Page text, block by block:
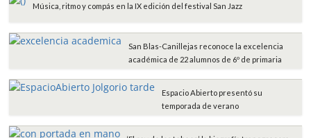
Música, ritmo y compás en la IX edición del festival San Jazz
San Blas-Canillejas reconoce la excelencia
académica de 22 alumnos de 6º de primaria
Espacio Abierto presentó su
temporada de verano